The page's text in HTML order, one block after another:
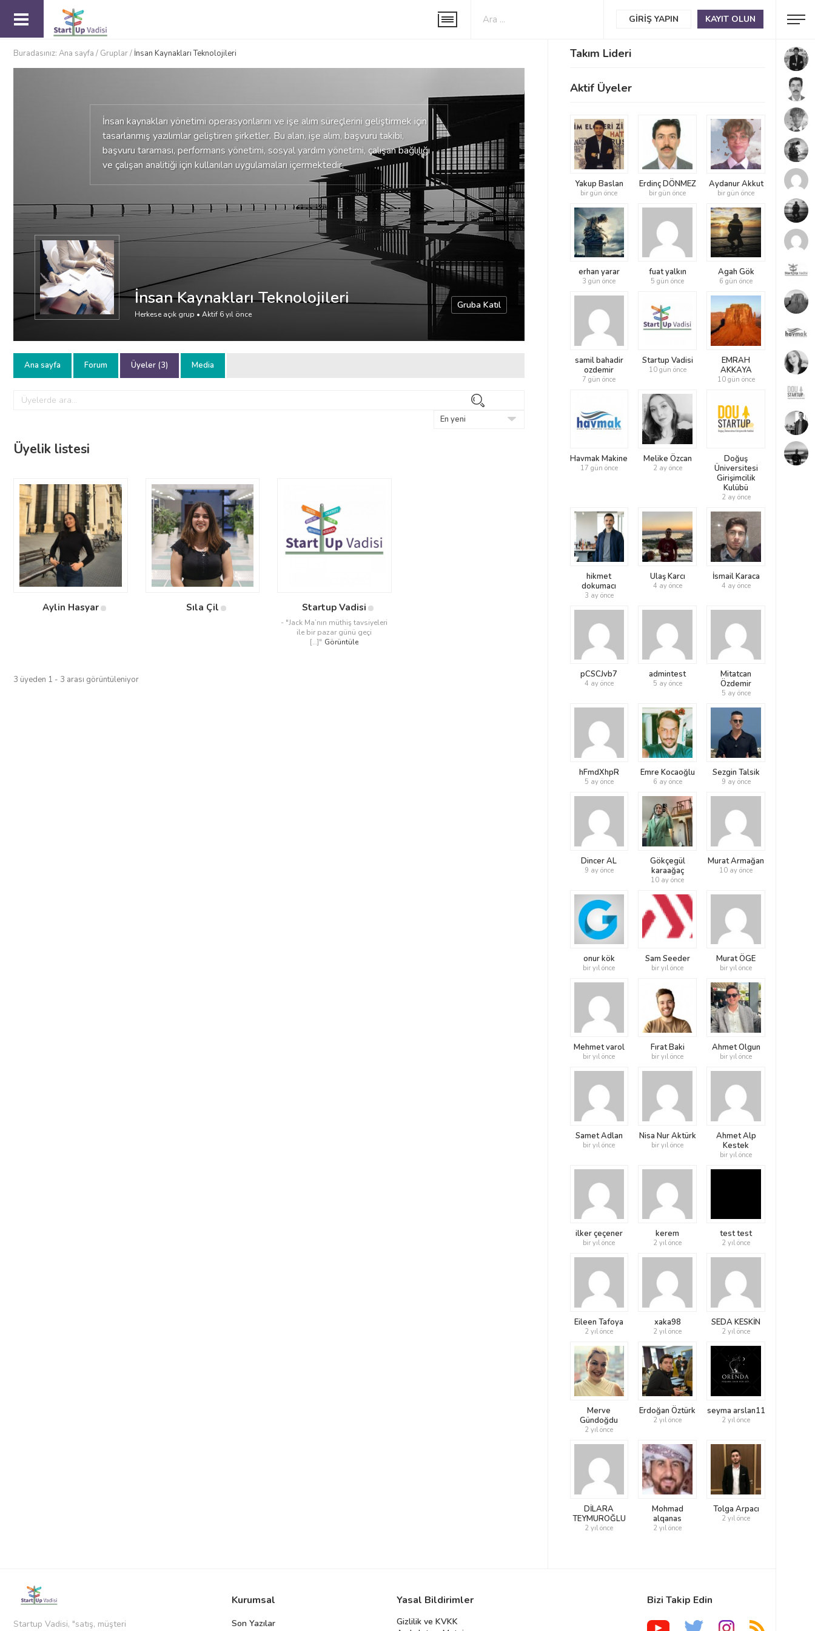
KAYIT OLUN
GIRIŞ YAPIN
Buradasınız: Ana sayfa / Gruplar/ İnsan Kaynakları Teknolojileri
İnsan kaynakları yönetimi operasyonlarını ve işe alım süreçlerini geliştirmek için
tasarlanmış yazılımlar geliştiren şirketler. Bu alan, işe alım, başvuru takibi,
başvuru taraması, performans yönetimi, sosyal yardım yönetimi, çalışan bağlılığı
ve çalışan analitiği için kullanılan uygulamaları içermektedir.
İnsan Kaynakları Teknolojileri
Herkese açık grup • Aktif 6 yıl önce
Gruba Katıl
Ana sayfa Forum Üyeler (3) Media
Üyelerde
Ara
Üyelik listesi
Aylin Hasyar Sıla Çil Startup Vadisi
- "Jack Ma’nın müthiş tavsiyeleri
ile bir pazar günü geçi
[…]" Görüntüle
3 üyeden 1 - 3 arası görüntüleniyor
Takım Lideri
Aktif Üyeler
Yakup Baslan
bir gün önce
Erdinç DÖNMEZ
bir gün önce
Aydanur Akkut
bir gün önce
erhan yarar
3 gün önce
fuat yalkın
5 gün önce
Agah Gök
6 gün önce
samil bahadir
ozdemir
7 gün önce
Startup Vadisi
10 gün önce
EMRAH
AKKAYA
10 gün önce
Havmak Makine
17 gün önce
Melike Özcan
2 ay önce
Doğuş
Üniversitesi
Girişimcilik
Kulübü
2 ay önce
hikmet
dokumacı
3 ay önce
Ulaş Karcı
4 ay önce
İsmail Karaca
4 ay önce
pCSCJvb7
4 ay önce
admintest
5 ay önce
Mitatcan
Özdemir
5 ay önce
hFmdXhpR
5 ay önce
Emre Kocaoğlu
6 ay önce
Sezgin Talsik
9 ay önce
Dincer AL
9 ay önce
Gökçegül
karaağaç
10 ay önce
Murat Armağan
10 ay önce
onur kök
bir yıl önce
Sam Seeder
bir yıl önce
Murat ÖGE
bir yıl önce
Mehmet varol
bir yıl önce
Fırat Baki
bir yıl önce
Ahmet Olgun
bir yıl önce
Samet Adlan
bir yıl önce
Nisa Nur Aktürk
bir yıl önce
Ahmet Alp
Kestek
bir yıl önce
ilker çeçener
bir yıl önce
kerem
2 yıl önce
test test
2 yıl önce
Eileen Tafoya
2 yıl önce
xaka98
2 yıl önce
SEDA KESKİN
2 yıl önce
Merve
Gündoğdu
2 yıl önce
Erdoğan Öztürk
2 yıl önce
seyma arslan11
2 yıl önce
DİLARA
TEYMUROĞLU
2 yıl önce
Mohmad
alqanas
2 yıl önce
Tolga Arpacı
2 yıl önce
Startup Vadisi, "satış, müşteri
Kurumsal
Son Yazılar
Yasal Bildirimler
Gizlilik ve KVKK
Bizi Takip Edin